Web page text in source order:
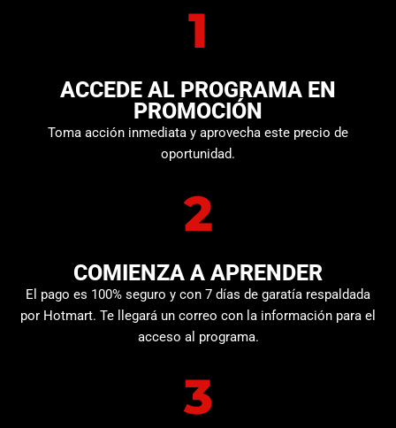
1
ACCEDE AL PROGRAMA EN
PROMOCIÓN
Toma acción inmediata y aprovecha este precio de
oportunidad.
2
COMIENZA A APRENDER
El pago es 100% seguro y con 7 días de garatía respaldada
por Hotmart. Te llegará un correo con la información para el
acceso al programa.
3